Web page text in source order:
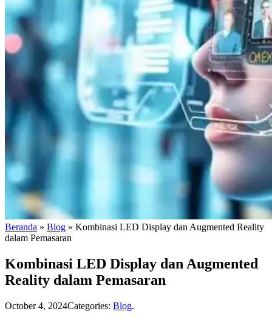
Beranda » Blog » Kombinasi LED Display dan Augmented Reality
dalam Pemasaran
Kombinasi LED Display dan Augmented
Reality dalam Pemasaran
October 4, 2024Categories: Blog.